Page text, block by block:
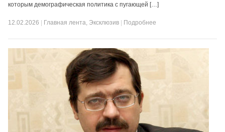
которым демографическая политика с пугающей […]
12.02.2026 Главная лента, Эксклюзив Подробнее